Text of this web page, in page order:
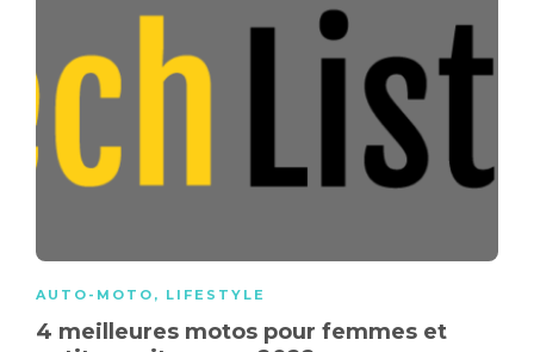
AUTO-MOTO , LIFESTYLE
4 meilleures motos pour femmes et